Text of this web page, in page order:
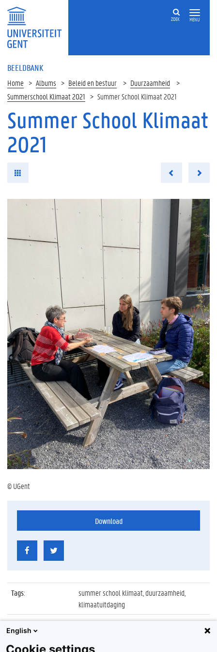
MENU
ZOEK
BEELDBANK
Home Albums Beleid en bestuur
Duurzaamheid
Summerschool Klimaat 2021
Summer School Klimaat 2021
Summer School Klimaat
2021
© UGent
Download
Tags:
summer school klimaat, duurzaamheid,
klimaatuitdaging
Datum:
24 september 2021
Identificatienummer
English